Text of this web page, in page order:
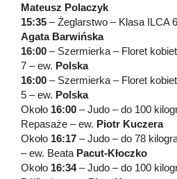
Mateusz Polaczyk
15:35 – Żeglarstwo – Klasa ILCA
Agata Barwińska
16:00 – Szermierka – Floret
7 – ew. Polska
16:00 – Szermierka – Floret
5 – ew. Polska
Około 16:00 – Judo – do 100
Repasaże – ew. Piotr Kuczera
Około 16:17 – Judo – do 78
– ew. Beata Pacut-Kłoczko
Około 16:34– Judo – do 100